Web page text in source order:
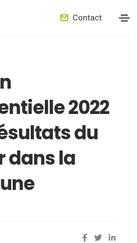
Contact
2022
du
dans la